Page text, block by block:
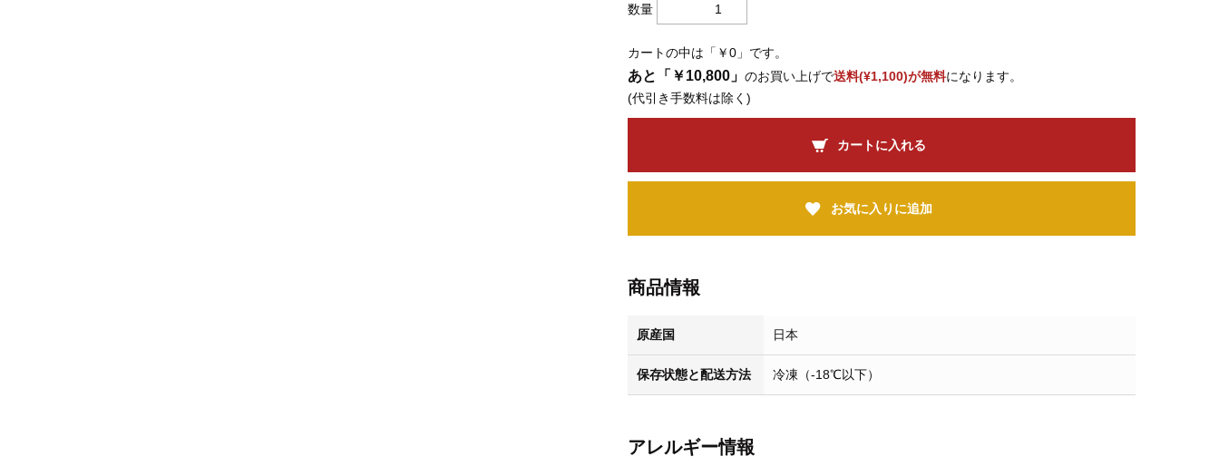
数量
カートの中は「￥0」です。
あと「￥10,800」 のお買い上げで送料(¥1,100)が無料になります。
(代引き手数料は除く)
カートに入れる
お気に入りに追加
商品情報
原産国 日本
保存状態と配送方法 冷凍（-18℃以下）
アレルギー情報